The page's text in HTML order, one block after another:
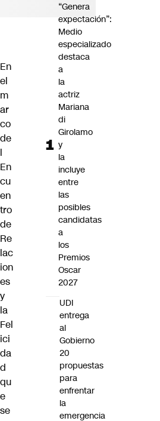
En
el
m
ar
co
de
l
En
cu
en
tro
de
Re
lac
ion
es
y
la
Fel
ici
da
d
qu
e
se
“Genera
expectación”:
Medio
especializado
destaca
a
la
actriz
Mariana
di
Girolamo
y
la
incluye
entre
las
posibles
candidatas
a
los
Premios
Oscar
2027
UDI
entrega
al
Gobierno
20
propuestas
para
enfrentar
la
emergencia